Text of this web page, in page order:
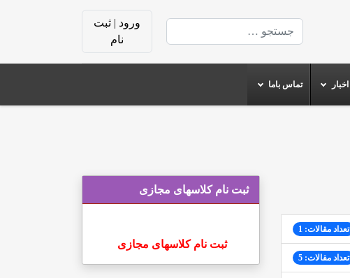
ورود | ثبت
نام
اخبار تماس باما
تعداد مقالات: 1
تعداد مقالات: 5
ثبت نام کلاسهای مجازی
ثبت نام کلاسهای مجازی